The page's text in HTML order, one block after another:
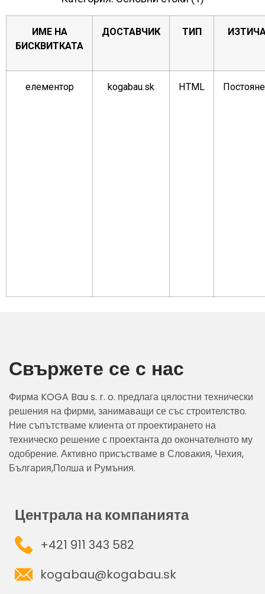
ИМЕ НА
БИСКВИТКАТА
ДОСТАВЧИК ТИП
елементор kogabau.sk HTML
Свържете се с нас
Фирма KOGA Bau s. r. o. предлага цялостни технически
решения на фирми, занимаващи се със строителство.
Ние съпътстваме клиента от проектирането на
техническо решение с проектанта до окончателното му
одобрение. Активно присъстваме в Словакия, Чехия,
България,Полша и Румъния.
Централа на компанията
+421 911 343 582
kogabau@kogabau.sk